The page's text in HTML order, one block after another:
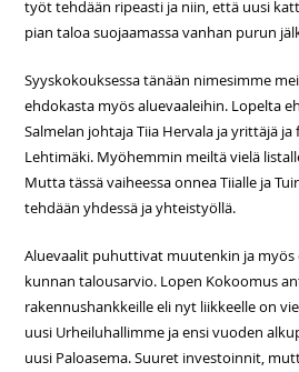
työt tehdään ripeasti ja niin, että uusi
pian taloa suojaamassa vanhan purun
Syyskokouksessa tänään nimesimme
ehdokasta myös aluevaaleihin. Lopelta
Salmelan johtaja Tiia Hervala ja yrittäjä
Lehtimäki. Myöhemmin meiltä vielä
Mutta tässä vaiheessa onnea Tiialle ja
tehdään yhdessä ja yhteistyöllä.
Aluevaalit puhuttivat muutenkin ja myös
kunnan talousarvio. Lopen Kokoomus
rakennushankkeille eli nyt liikkeelle on
uusi Urheiluhallimme ja ensi vuoden
uusi Paloasema. Suuret investoinnit,